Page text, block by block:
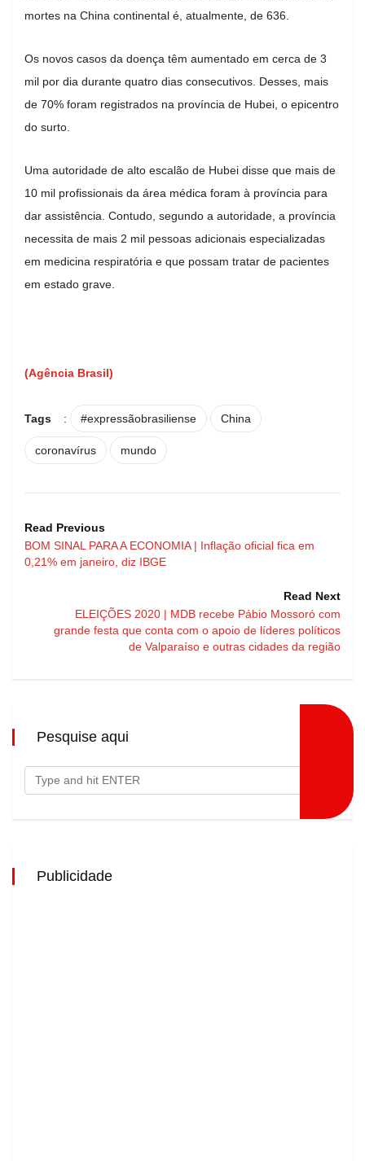
mortes na China continental é, atualmente, de 636.
Os novos casos da doença têm aumentado em cerca de 3
mil por dia durante quatro dias consecutivos. Desses, mais
de 70% foram registrados na província de Hubei, o epicentro
do surto.
Uma autoridade de alto escalão de Hubei disse que mais de
10 mil profissionais da área médica foram à província para
dar assistência. Contudo, segundo a autoridade, a província
necessita de mais 2 mil pessoas adicionais especializadas
em medicina respiratória e que possam tratar de pacientes
em estado grave.
(Agência Brasil)
Tags : #expressãobrasiliense China
coronavírus mundo
Read Previous
BOM SINAL PARA A ECONOMIA | Inflação oficial fica em
0,21% em janeiro, diz IBGE
Read Next
ELEIÇÕES 2020 | MDB recebe Pábio Mossoró com
grande festa que conta com o apoio de líderes políticos
de Valparaíso e outras cidades da região
Pesquise aqui
Publicidade